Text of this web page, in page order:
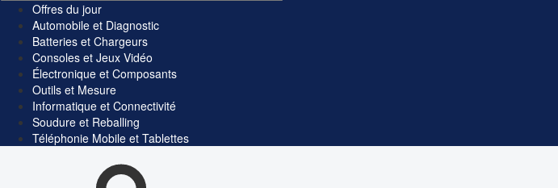
Offres du jour
Automobile et Diagnostic
Batteries et Chargeurs
Consoles et Jeux Vidéo
Électronique et Composants
Outils et Mesure
Informatique et Connectivité
Soudure et Reballing
Téléphonie Mobile et Tablettes